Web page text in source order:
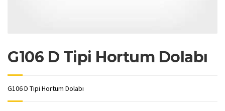
G106 D Tipi Hortum Dolabı
G106 D Tipi Hortum Dolabı